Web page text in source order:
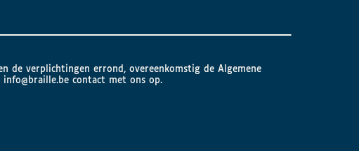
de verplichtingen errond, overeenkomstig de Algemene
info@braille.be contact met ons op.